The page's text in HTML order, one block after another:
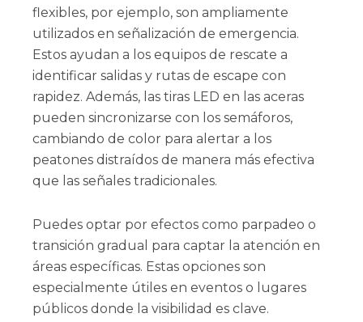
flexibles, por ejemplo, son ampliamente
utilizados en señalización de emergencia.
Estos ayudan a los equipos de rescate a
identificar salidas y rutas de escape con
rapidez. Además, las tiras LED en las aceras
pueden sincronizarse con los semáforos,
cambiando de color para alertar a los
peatones distraídos de manera más efectiva
que las señales tradicionales.
Puedes optar por efectos como parpadeo o
transición gradual para captar la atención en
áreas específicas. Estas opciones son
especialmente útiles en eventos o lugares
públicos donde la visibilidad es clave.